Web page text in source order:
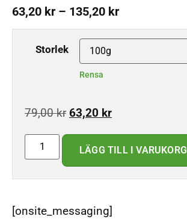
63,20 kr – 135,20 kr
Storlek
Rensa
79,00kr 63,20 kr
LÄGG TILL I VARUKORG
[onsite_messaging]